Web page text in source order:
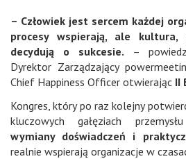
– Człowiek jest sercem każdej
procesy wspierają, ale kultura,
decydują o sukcesie. –
Dyrektor Zarządzający
Chief Happiness Officer otwierając II
Kongres, który po raz kolejny
kluczowych gałęziach
wymiany doświadczeń i
realnie wspierają organizacje w